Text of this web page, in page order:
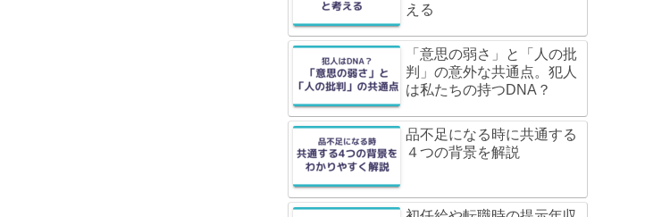
える
「意思の弱さ」と「人の批
判」の意外な共通点。犯人
は私たちの持つDNA？
品不足になる時に共通する
４つの背景を解説